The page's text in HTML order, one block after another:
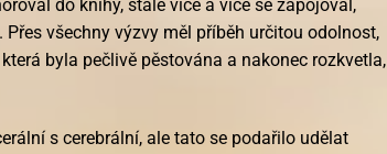
do knihy, stále více a více se zapojoval,
všechny výzvy měl příběh určitou odolnost,
byla pečlivě pěstována a nakonec rozkvetla,
s cerebrální, ale tato se podařilo udělat